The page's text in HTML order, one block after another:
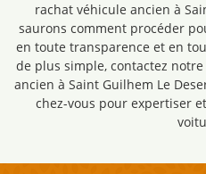
rachat véhicule ancien à
saurons comment procéder
en toute transparence et en
de plus simple, contactez
ancien à Saint Guilhem Le
chez-vous pour expertiser